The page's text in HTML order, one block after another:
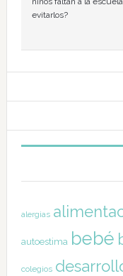
evitarlos?
alergias
autoestima bebé
colegios